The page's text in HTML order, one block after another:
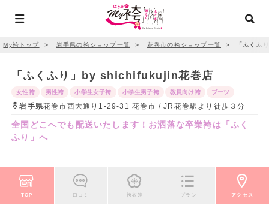
My袴トップ ＞ 岩手県の袴ショップ一覧 ＞ 花巻市の袴ショップ一覧 ＞ 「ふくふ
「ふくふり」by shichifukujin花巻店
女性袴 男性袴 小学生女子袴 小学生男子袴 教員向け袴 ブーツ
岩手県花巻市西大通り1-29-31 花巻市 / JR花巻駅より徒歩３分
全国どこへでも配送いたします！お洒落な卒業袴は「ふく
ふり」へ
TOP 口コミ 袴衣装 プラン アクセス